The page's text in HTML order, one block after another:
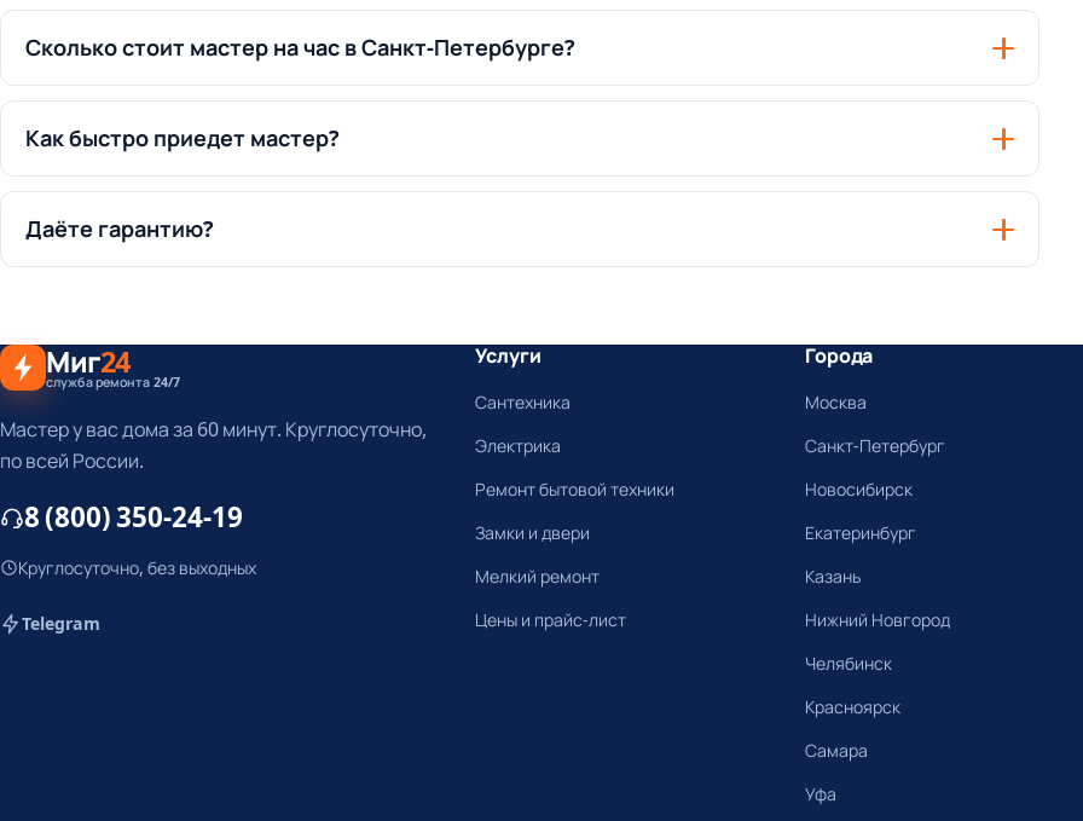
Сколько стоит мастер на час в Санкт-Петербурге?
Как быстро приедет мастер?
Даёте гарантию?
Миг24
служба ремонта 24/7
Мастер у вас дома за 60 минут. Круглосуточно,
по всей России.
8 (800) 350-24-19
Круглосуточно, без выходных
Telegram
Услуги
Сантехника
Электрика
Ремонт бытовой техники
Замки и двери
Мелкий ремонт
Цены и прайс-лист
Города
Москва
Санкт-Петербург
Новосибирск
Екатеринбург
Казань
Нижний Новгород
Челябинск
Красноярск
Самара
Уфа